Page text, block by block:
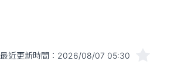
最近更新時間： 2026/08/07 05:30